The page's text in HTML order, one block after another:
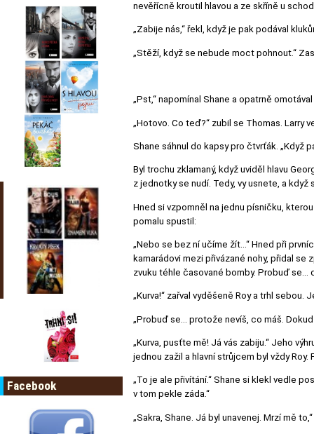
Facebook
nevěřícně kroutil hlavou a ze skříně u
„Zabije nás,“ řekl, když je pak podával
„Stěží, když se nebude moct pohnout.“
„Pst,“ napomínal Shane a opatrně
„Hotovo. Co teď?“ zubil se Thomas. Larry
Shane sáhnul do kapsy pro čtvrťák. „Když
Byl trochu zklamaný, když uviděl hlavu
z jednotky se nudí. Tedy, vy usnete, a
Hned si vzpomněl na jednu písničku,
pomalu spustil:
„Nebo se bez ní učíme žít…“ Hned při
kamarádovi mezi přivázané nohy, přidal
zvuku téhle časované bomby. Probuď se…
„Kurva!“ zařval vyděšeně Roy a trhl sebou.
„Probuď se… protože nevíš, co máš.
„Kurva, pusťte mě! Já vás zabiju.“ Jeho
jednou zažil a hlavní strůjcem byl vždy
„To je ale přivítání.“ Shane si klekl vedle
v tom pekle záda.“
„Sakra, Shane. Já byl unavenej. Mrzí mě